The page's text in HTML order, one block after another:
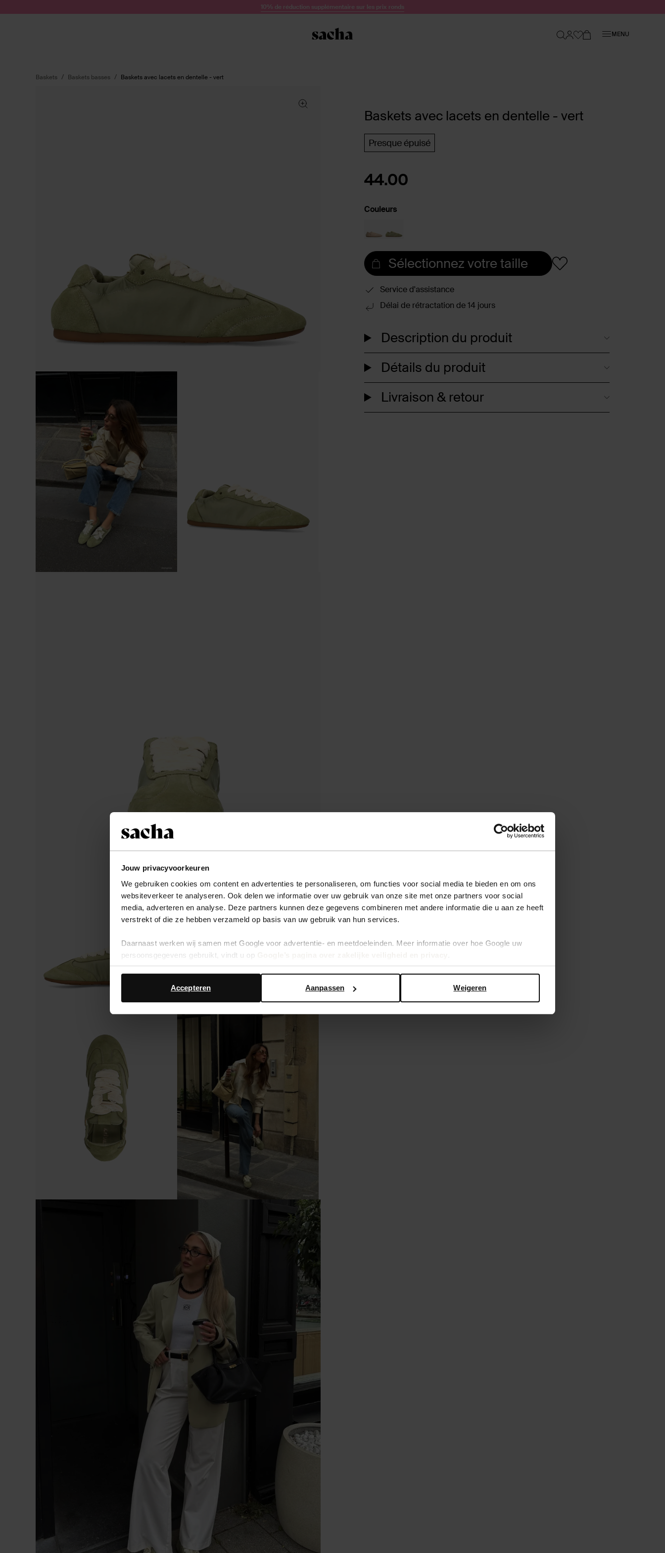
Jouw privacyvoorkeuren
We gebruiken cookies om content en advertenties te personaliseren, om functies voor social media te bieden en om ons
websiteverkeer te analyseren. Ook delen we informatie over uw gebruik van onze site met onze partners voor social
media, adverteren en analyse. Deze partners kunnen deze gegevens combineren met andere informatie die u aan ze heeft
verstrekt of die ze hebben verzameld op basis van uw gebruik van hun services.
Daarnaast werken wij samen met Google voor advertentie- en meetdoeleinden. Meer informatie over hoe Google uw
persoonsgegevens gebruikt, vindt u op
Weigeren
Aanpassen
Accepteren
10% de réduction supplémentaire sur les prix ronds
MENU
Baskets Baskets basses Baskets avec lacets en dentelle - vert
Baskets avec lacets en dentelle - vert
Presque épuisé
44.00
Couleurs
Sélectionnez votre taille
Service d'assistance
Délai de rétractation de 14 jours
Description du produit
Détails du produit
Livraison & retour